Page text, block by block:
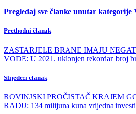
Pregledaj sve članke unutar kategorije
Prethodni članak
ZASTARJELE BRANE IMAJU
VODE: U 2021. uklonjen rekordan broj
Slijedeći članak
ROVINJSKI PROČISTAČ KRAJEM
RADU: 134 milijuna kuna vrijedna